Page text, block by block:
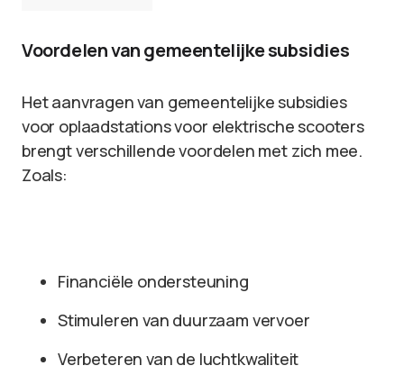
Voordelen van gemeentelijke subsidies
Het aanvragen van gemeentelijke subsidies
voor oplaadstations voor elektrische scooters
brengt verschillende voordelen met zich mee.
Zoals:
Financiële ondersteuning
Stimuleren van duurzaam vervoer
Verbeteren van de luchtkwaliteit